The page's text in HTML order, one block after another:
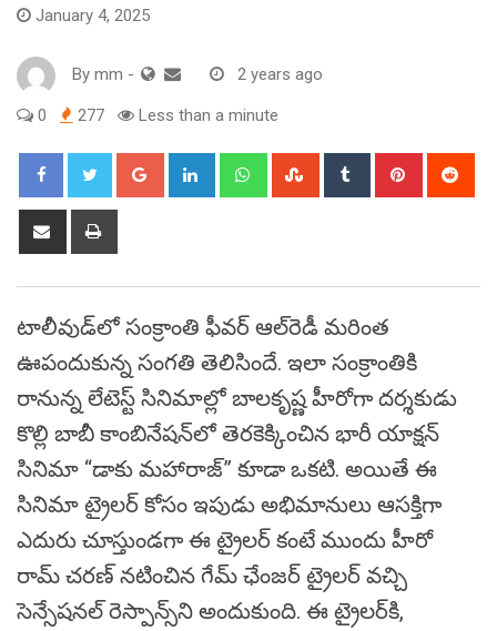
January 4, 2025
By mm - 2 years ago
0 277 Less than a minute
Google+ LinkedIn WhatsappStumbleUpon
Tumblr Pinterest
Share
టాలీవుడ్‌లో సంక్రాంతి ఫీవర్ ఆల్‌రెడీ మరింత
ఊపందుకున్న సంగతి తెలిసిందే. ఇలా సంక్రాంతికి
రానున్న లేటెస్ట్ సినిమాల్లో బాలకృష్ణ హీరోగా దర్శకుడు
కొల్లి బాబీ కాంబినేషన్‌లో తెరకెక్కించిన భారీ యాక్షన్
సినిమా “డాకు మహారాజ్” కూడా ఒకటి. అయితే ఈ
సినిమా ట్రైలర్ కోసం ఇపుడు అభిమానులు ఆసక్తిగా
ఎదురు చూస్తుండగా ఈ ట్రైలర్ కంటే ముందు హీరో
రామ్ చరణ్ నటించిన గేమ్ ఛేంజర్ ట్రైలర్ వచ్చి
సెన్సేషనల్ రెస్పాన్స్‌ని అందుకుంది. ఈ ట్రైలర్‌కి,